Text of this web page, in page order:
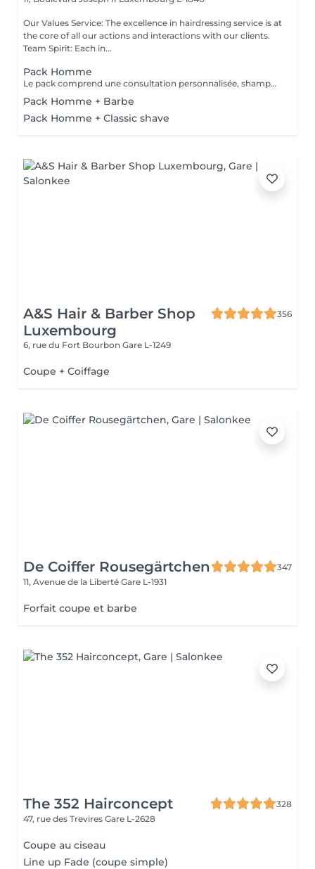
Our Values Service: The excellence in hairdressing service is at
the core of all our actions and interactions with our clients.
Team Spirit: Each in...
Pack Homme
Le pack comprend une consultation personnalisée, shampooing et conditionneur spécifiques REDKEN, la coupe IGORANCE (finitions sur cheveux secs ) et les produits de styling REDKEN * Tarifs à titre indicatifs à confirmer après la consultation personnalisée établit auprès de votre coiffeur/stylist/spécialiste * La direction se réserve le droit d’apporter des modifications pour le bon fonctionnement du salon
Pack Homme + Barbe
Pack Homme + Classic shave
A&S Hair & Barber Shop
Luxembourg
356
6, rue du Fort Bourbon Gare L-1249
Coupe + Coiffage
De Coiffer Rousegärtchen
347
11, Avenue de la Liberté Gare L-1931
Forfait coupe et barbe
The 352 Hairconcept
328
47, rue des Trevires Gare L-2628
Coupe au ciseau
Line up Fade (coupe simple)